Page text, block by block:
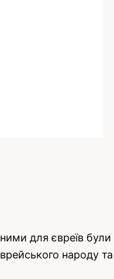
для євреїв були
народу